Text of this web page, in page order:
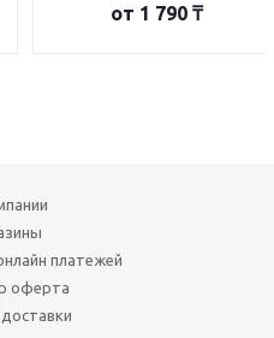
от 1 790 ₸
платежей
оферта